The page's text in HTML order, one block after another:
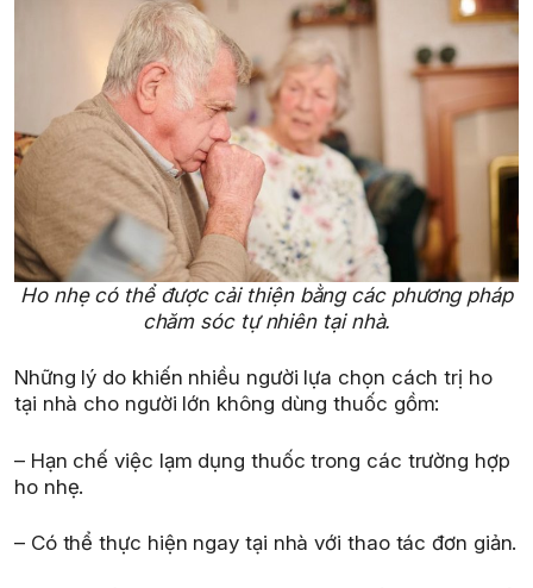
Ho nhẹ có thể được cải thiện bằng các phương pháp
chăm sóc tự nhiên tại nhà.
Những lý do khiến nhiều người lựa chọn cách trị ho
tại nhà cho người lớn không dùng thuốc gồm:
– Hạn chế việc lạm dụng thuốc trong các trường hợp
ho nhẹ.
– Có thể thực hiện ngay tại nhà với thao tác đơn giản.